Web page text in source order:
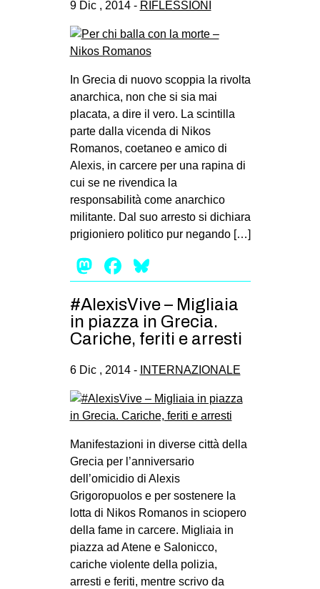
9 Dic , 2014 - RIFLESSIONI
In Grecia di nuovo scoppia la rivolta
anarchica, non che si sia mai
placata, a dire il vero. La scintilla
parte dalla vicenda di Nikos
Romanos, coetaneo e amico di
Alexis, in carcere per una rapina di
cui se ne rivendica la
responsabilità come anarchico
militante. Dal suo arresto si dichiara
prigioniero politico pur negando […]
Mastodon
Facebook
#AlexisVive – Migliaia
in piazza in Grecia.
Cariche, feriti e arresti
6 Dic , 2014 - INTERNAZIONALE
Manifestazioni in diverse città della
Grecia per l’anniversario
dell’omicidio di Alexis
Grigoropuolos e per sostenere la
lotta di Nikos Romanos in sciopero
della fame in carcere. Migliaia in
piazza ad Atene e Salonicco,
cariche violente della polizia,
arresti e feriti, mentre scrivo da